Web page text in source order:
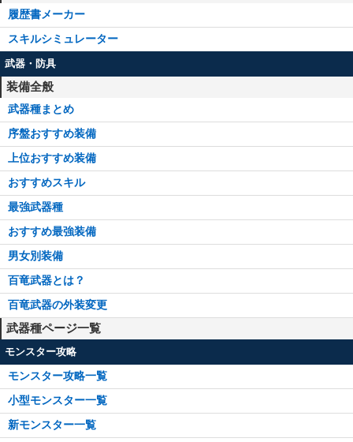
履歴書メーカー
スキルシミュレーター
武器・防具
装備全般
武器種まとめ
序盤おすすめ装備
上位おすすめ装備
おすすめスキル
最強武器種
おすすめ最強装備
男女別装備
百竜武器とは？
百竜武器の外装変更
武器種ページ一覧
モンスター攻略
モンスター攻略一覧
小型モンスター一覧
新モンスター一覧